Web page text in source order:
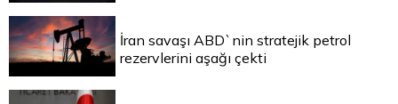
İran savaşı ABD`nin stratejik petrol
rezervlerini aşağı çekti